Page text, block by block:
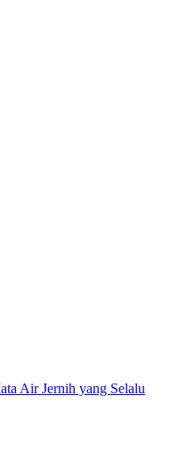
Air Jernih yang Selalu